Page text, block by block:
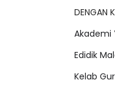
DENGAN
Akademi
Edidik
Kelab